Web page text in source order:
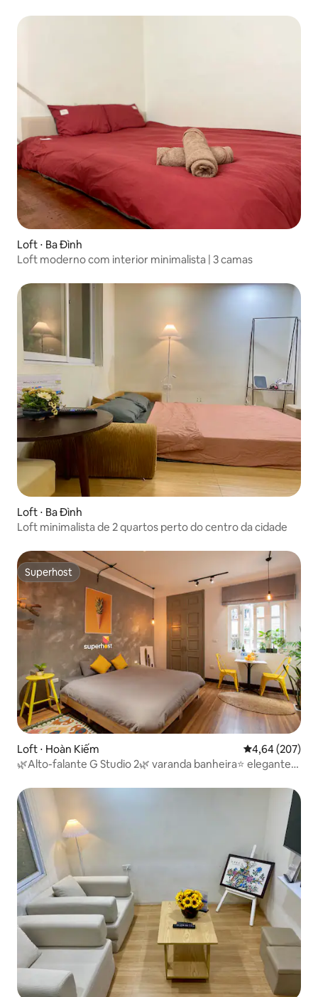
Loft ⋅ Ba Đình
Loft moderno com interior minimalista | 3 camas
Loft ⋅ Ba Đình
Loft minimalista de 2 quartos perto do centro da cidade
Superhost
Superhost
Loft ⋅ Hoàn Kiếm 4,64 de uma
4,64 (207)
🌿Alto-falante G Studio 2🌿 varanda banheira⭐️ elegante⭐️